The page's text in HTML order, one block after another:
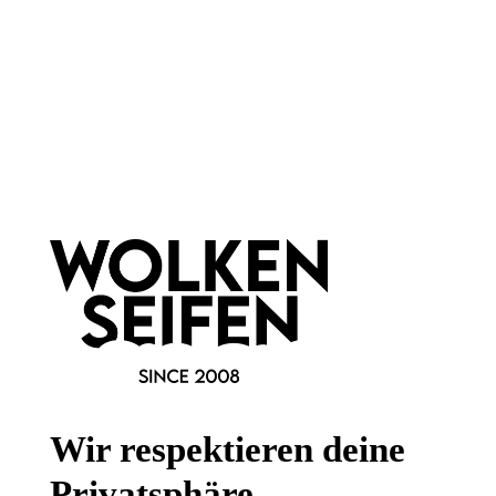
Vertrag widerrufen
* Alle Preise inkl. gesetzl. Mehrwertsteuer zzgl.
wenn nicht anders angegeben.
Wir respektieren deine